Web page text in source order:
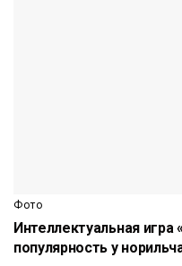
Фото
Интеллектуальная
популярность у